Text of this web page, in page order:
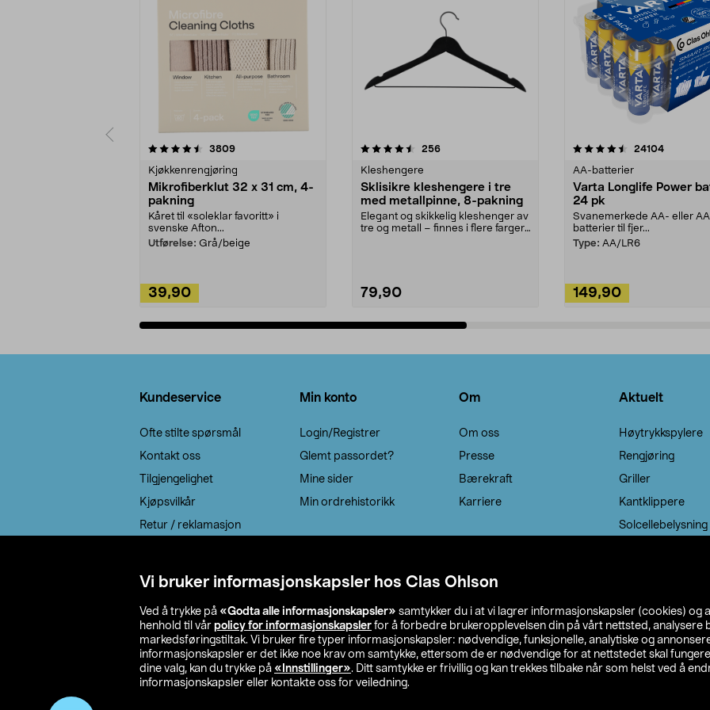
Vi bruker informasjonskapsler hos Clas Ohlson
Ved å trykke på «Godta alle informasjonskapsler» samtykker du i at vi lagrer informasjonskapsler (cookies) og
henhold til vår policy for informasjonskapsler for å forbedre brukeropplevelsen din på vårt nettsted, analysere
markedsføringstiltak. Vi bruker fire typer informasjonskapsler: nødvendige, funksjonelle, analytiske og
informasjonskapsler er det ikke noe krav om samtykke, ettersom de er nødvendige for at nettstedet skal
dine valg, kan du trykke på «Innstillinger». Ditt samtykke er frivillig og kan trekkes tilbake når som helst ved å
informasjonskapsler eller kontakte oss for veiledning.
3809anmeldelser
Kjøkkenrengjøring
Mikrofiberklut 32 x 31 cm, 4-
pakning
Kåret til «soleklar favoritt» i
svenske Afton...
Utførelse: Grå/beige
39,90
4.5av 5 stjerner 256anmeldelser
Kleshengere
Sklisikre kleshengere i tre
med metallpinne, 8-pakning
Elegant og skikkelig kleshenger av
tre og metall – finnes i flere farger.
79,90
4.5av 5 stjerner 24104
AA-batterier
Varta Longlife Power
24 pk
Svanemerkede AA- eller
batterier til fjer...
Type: AA/LR6
149,90
4.5av 5 stjerner
Kundeservice
Ofte stilte spørsmål
Kontakt oss
Tilgjengelighet
Kjøpsvilkår
Retur / reklamasjon
Min konto
Login/Registrer
Glemt passordet?
Mine sider
Min ordrehistorikk
Om
Om oss
Presse
Bærekraft
Karriere
Aktuelt
Høytrykkspylere
Rengjøring
Griller
Kantklippere
Solcellebelysning